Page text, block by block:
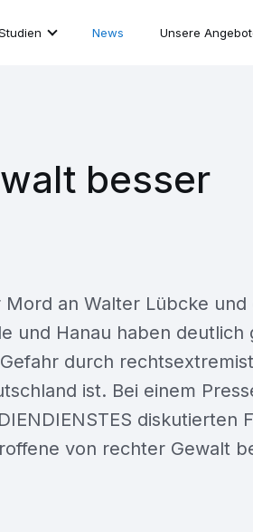
News Unsere
besser
Mord an Walter Lübcke und
und Hanau haben
durch
ist. Bei einem
diskutierten
von rechter Gewalt